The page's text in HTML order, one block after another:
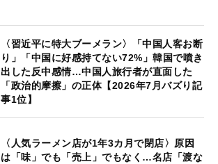
〈習近平に特大ブーメラン〉「中国人客お断
り」「中国に好感持てない72%」韓国で噴き
出した反中感情…中国人旅行者が直面した
「政治的摩擦」の正体【2026年7月バズり記
事1位】
〈人気ラーメン店が1年3カ月で閉店〉原因
は「味」でも「売上」でもなく…名店「渡な